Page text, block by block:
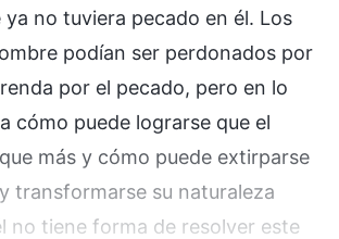
ya no tuviera pecado en él. Los
podían ser perdonados por
por el pecado, pero en lo
cómo puede lograrse que el
más y cómo puede extirparse
transformarse su naturaleza
no tiene forma de resolver este